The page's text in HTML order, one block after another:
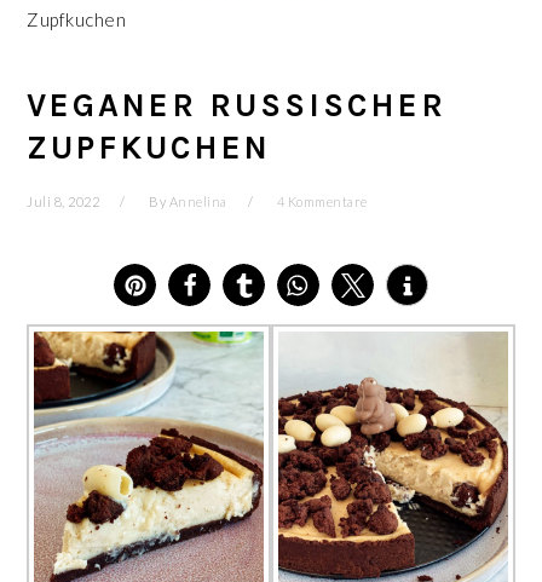
Zupfkuchen
VEGANER RUSSISCHER
ZUPFKUCHEN
Juli 8, 2022 By Annelina 4 Kommentare
23